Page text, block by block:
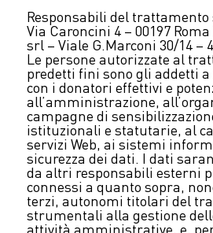
Responsabili del trattamento
Via Caroncini 4 – 00197
srl – Viale G.Marconi 30/14 –
Le persone autorizzate al
predetti fini sono gli addetti
con i donatori effettivi e
all’amministrazione,
campagne di
istituzionali e statutarie, al
servizi Web, ai sistemi
sicurezza dei dati. I dati
da altri responsabili esterni
connessi a quanto sopra,
terzi, autonomi titolari del
strumentali alla gestione
attività amministrative, e,